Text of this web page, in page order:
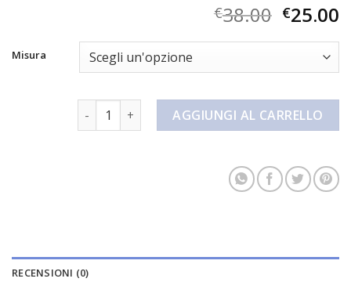
€38.00 €25.00
Misura
pantaloncini decathlon donna quantità
AGGIUNGI AL CARRELLO
RECENSIONI (0)